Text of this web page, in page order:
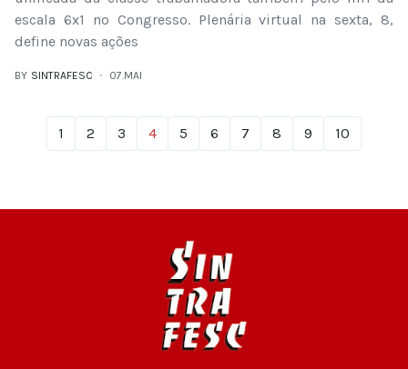
escala 6x1 no Congresso. Plenária virtual na sexta, 8,
define novas ações
BY SINTRAFESC 07.MAI
1 2 3 4 5 6 7 8 9 10